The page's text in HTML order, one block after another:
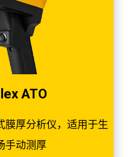
ATO
膜厚分析仪，适用于生
手动测厚